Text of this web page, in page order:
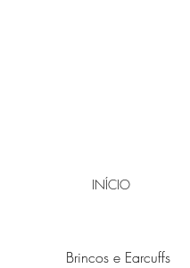
INÍCIO
Brincos e Earcuffs